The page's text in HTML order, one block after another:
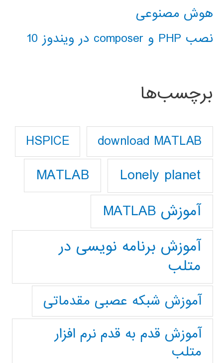
هوش مصنوعی
نصب PHP و composer در ویندوز 10
برچسب‌ها
download MATLAB
HSPICE
Lonely planet
MATLAB
آموزش MATLAB
آموزش برنامه نویسی در
متلب
آموزش شبکه عصبی مقدماتی
آموزش قدم به قدم نرم افزار
متلب